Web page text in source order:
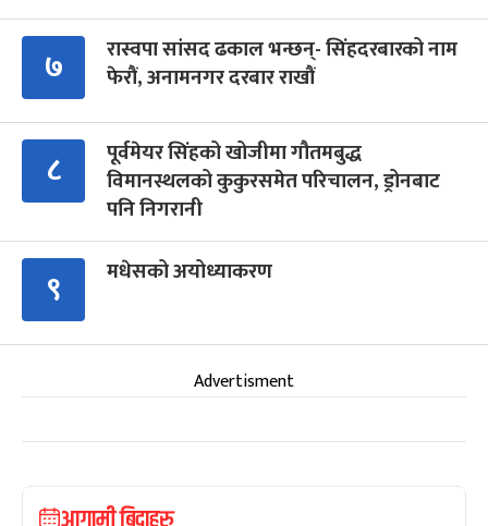
७
रास्वपा सांसद ढकाल भन्छन्- सिंहदरबारको नाम
फेरौं, अनामनगर दरबार राखौं
८
पूर्वमेयर सिंहको खोजीमा गौतमबुद्ध
विमानस्थलको कुकुरसमेत परिचालन, ड्रोनबाट
पनि निगरानी
९ मधेसको अयोध्याकरण
Advertisment